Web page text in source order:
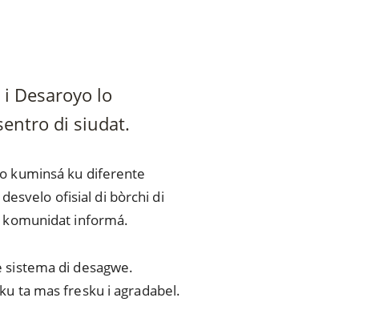
Desaroyo lo
di siudat.
kuminsá ku diferente
ofisial di bòrchi di
komunidat informá.
di desagwe.
ta mas fresku i agradabel.